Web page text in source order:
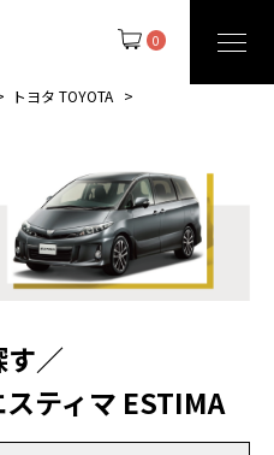
0
トヨタ TOYOTA
す／
スティマ ESTIMA